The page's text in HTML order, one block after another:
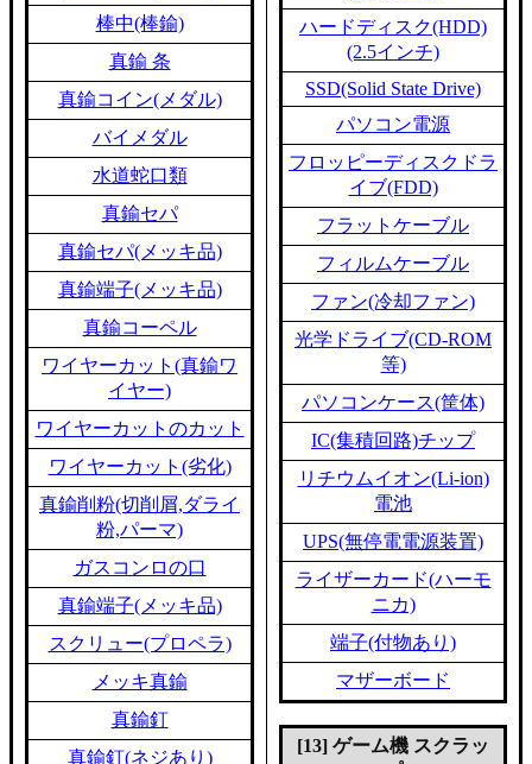
棒中(棒鍮)
真鍮 条
真鍮コイン(メダル)
バイメダル
水道蛇口類
真鍮セパ
真鍮セパ(メッキ品)
真鍮端子(メッキ品)
真鍮コーペル
ワイヤーカット(真鍮ワ
イヤー)
ワイヤーカットのカット
ワイヤーカット(劣化)
真鍮削粉(切削屑,ダライ
粉,パーマ)
ガスコンロの口
真鍮端子(メッキ品)
スクリュー(プロペラ)
メッキ真鍮
真鍮釘
真鍮釘(ネジあり)
ハードディスク(HDD)
(2.5インチ)
SSD(Solid State Drive)
パソコン電源
フロッピーディスクドラ
イブ(FDD)
フラットケーブル
フィルムケーブル
ファン(冷却ファン)
光学ドライブ(CD-ROM
等)
パソコンケース(筐体)
IC(集積回路)チップ
リチウムイオン(Li-ion)
電池
UPS(無停電電源装置)
ライザーカード(ハーモ
ニカ)
端子(付物あり)
マザーボード
[13] ゲーム機 スクラッ